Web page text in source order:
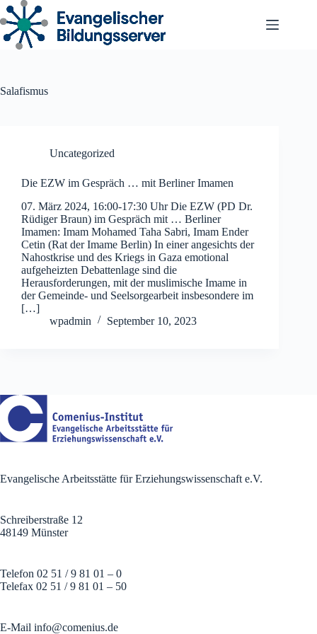
Zum
Inhalt
springen
Salafismus
Uncategorized
Die EZW im Gespräch … mit Berliner Imamen
07. März 2024, 16:00-17:30 Uhr Die EZW (PD Dr.
Rüdiger Braun) im Gespräch mit … Berliner
Imamen: Imam Mohamed Taha Sabri, Imam Ender
Cetin (Rat der Imame Berlin) In einer angesichts der
Nahostkrise und des Kriegs in Gaza emotional
aufgeheizten Debattenlage sind die
Herausforderungen, mit der muslimische Imame in
der Gemeinde- und Seelsorgearbeit insbesondere im
[…]
wpadmin
September 10, 2023
Evangelische Arbeitsstätte für Erziehungswissenschaft e.V.
Schreiberstraße 12
48149 Münster
Telefon 02 51 / 9 81 01 – 0
Telefax 02 51 / 9 81 01 – 50
E-Mail info@comenius.de